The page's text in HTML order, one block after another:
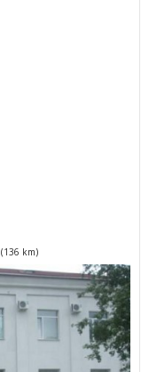
(136 km)